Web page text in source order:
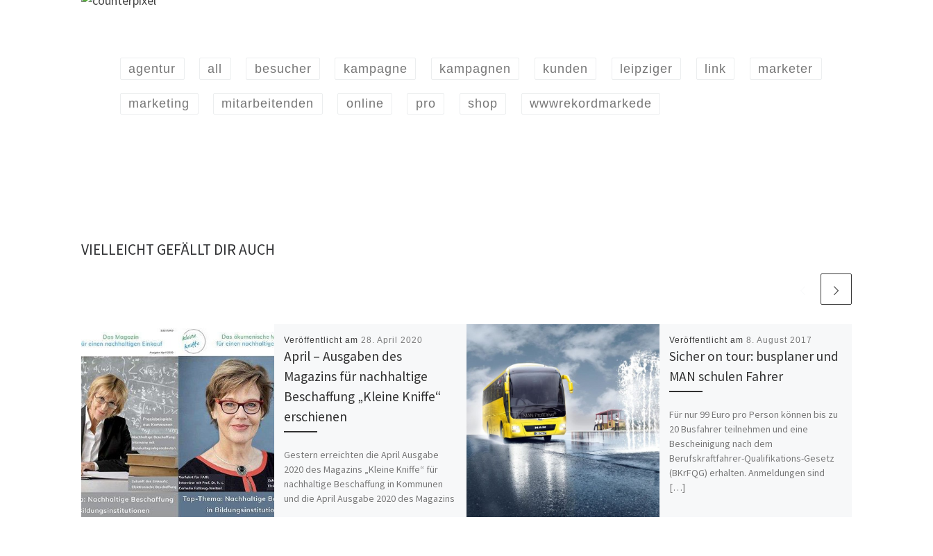
agentur all besucher kampagne kampagnen kunden leipziger link marketer
marketing mitarbeitenden online pro shop wwwrekordmarkede
VIELLEICHT GEFÄLLT DIR AUCH
Veröffentlicht am 28. April 2020
April – Ausgaben des
Magazins für nachhaltige
Beschaffung „Kleine Kniffe“
erschienen
Gestern erreichten die April Ausgabe
2020 des Magazins „Kleine Kniffe“ für
nachhaltige Beschaffung in Kommunen
und die April Ausgabe 2020 des Magazins
Veröffentlicht am 8. August 2017
Sicher on tour: busplaner und
MAN schulen Fahrer
Für nur 99 Euro pro Person können bis zu
20 Busfahrer teilnehmen und eine
Bescheinigung nach dem
Berufskraftfahrer-Qualifikations-Gesetz
(BKrFQG) erhalten. Anmeldungen sind
[…]